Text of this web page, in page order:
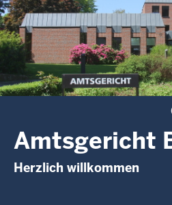
Amtsgericht
Herzlich willkommen